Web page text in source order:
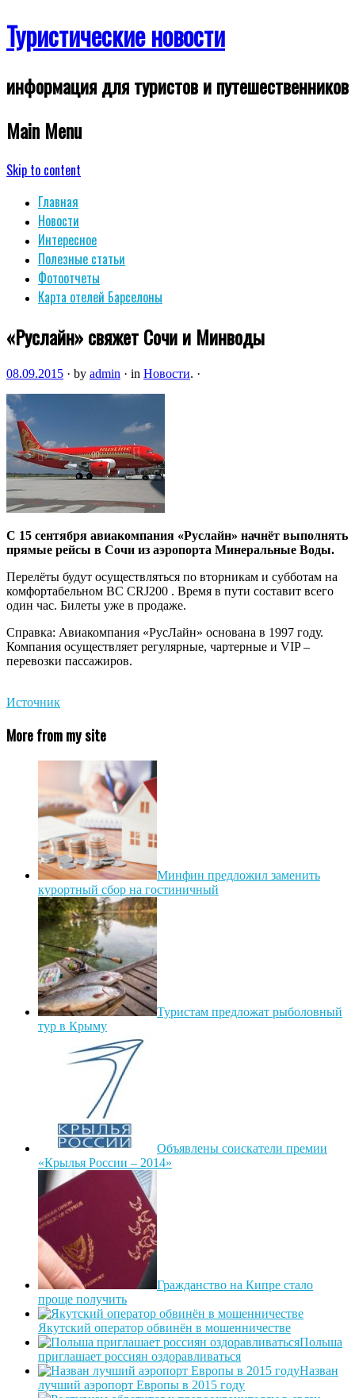
Туристические новости
информация для туристов и путешественников
Main Menu
Skip to content
Главная
Новости
Интересное
Полезные статьи
Фотоотчеты
Карта отелей Барселоны
«Руслайн» свяжет Сочи и Минводы
08.09.2015 · by admin · in Новости. ·
С 15 сентября авиакомпания «Руслайн» начнёт выполнять
прямые рейсы в Сочи из аэропорта Минеральные Воды.
Перелёты будут осуществляться по вторникам и субботам на
комфортабельном ВС CRJ200 . Время в пути составит всего
один час. Билеты уже в продаже.
Справка: Авиакомпания «РусЛайн» основана в 1997 году.
Компания осуществляет регулярные, чартерные и VIP –
перевозки пассажиров.
Источник
More from my site
Минфин предложил заменить
курортный сбор на гостиничный
Туристам предложат рыболовный
тур в Крыму
Объявлены соискатели премии
«Крылья России – 2014»
Гражданство на Кипре стало
проще получить
Якутский оператор обвинён в мошенничестве
Польша
приглашает россиян оздоравливаться
Назван
лучший аэропорт Европы в 2015 году